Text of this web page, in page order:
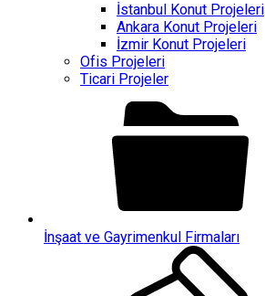
İstanbul Konut Projeleri
Ankara Konut Projeleri
İzmir Konut Projeleri
Ofis Projeleri
Ticari Projeler
İnşaat ve Gayrimenkul Firmaları